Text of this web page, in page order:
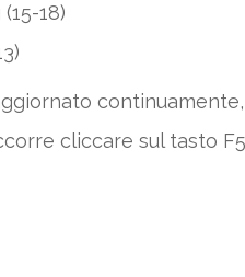
18)
cliccare sul tasto